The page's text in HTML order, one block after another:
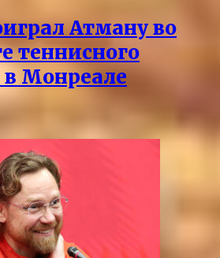
Атману во
теннисного
Монреале